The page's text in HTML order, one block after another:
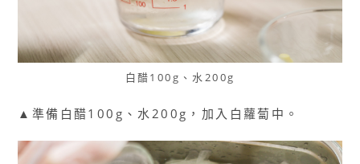
白醋100g、水200g
▲準備白醋100g、水200g，加入白蘿蔔中。